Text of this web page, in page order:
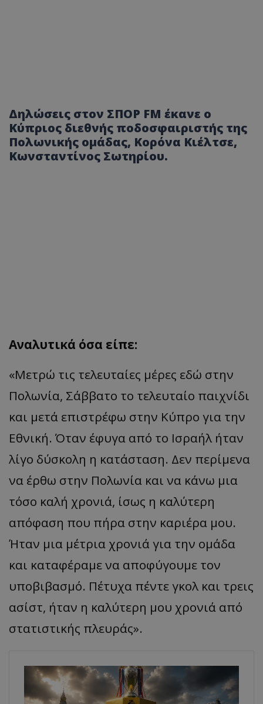
Δηλώσεις στον ΣΠΟΡ FM έκανε ο
Κύπριος διεθνής ποδοσφαιριστής της
Πολωνικής ομάδας, Κορόνα Κιέλτσε,
Κωνσταντίνος Σωτηρίου.
Αναλυτικά όσα είπε:
«Μετρώ τις τελευταίες μέρες εδώ στην
Πολωνία, Σάββατο το τελευταίο παιχνίδι
και μετά επιστρέφω στην Κύπρο για την
Εθνική. Όταν έφυγα από το Ισραήλ ήταν
λίγο δύσκολη η κατάσταση. Δεν περίμενα
να έρθω στην Πολωνία και να κάνω μια
τόσο καλή χρονιά, ίσως η καλύτερη
απόφαση που πήρα στην καριέρα μου.
Ήταν μια μέτρια χρονιά για την ομάδα
και καταφέραμε να αποφύγουμε τον
υποβιβασμό. Πέτυχα πέντε γκολ και τρεις
ασίστ, ήταν η καλύτερη μου χρονιά από
στατιστικής πλευράς».